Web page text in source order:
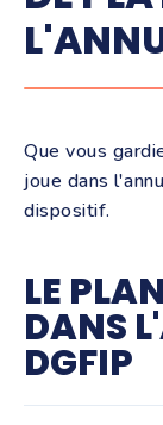
Que vous
joue dans
dispositif.
LE
DANS
DGFIP